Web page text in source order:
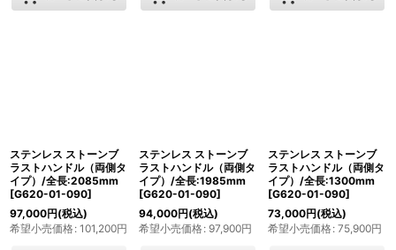
ステンレス ストーンブ
ラストハンドル（両側タ
イプ）/全長:2085mm
[G620-01-090]
97,000円(税込)
希望小売価格: 101,200円
ステンレス ストーンブ
ラストハンドル（両側タ
イプ）/全長:1985mm
[G620-01-090]
94,000円(税込)
希望小売価格: 97,900円
ステンレス ストーンブ
ラストハンドル（両側タ
イプ）/全長:1300mm
[G620-01-090]
73,000円(税込)
希望小売価格: 75,900円